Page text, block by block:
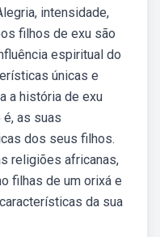
intensidade,
filhos de exu são
espiritual do
únicas e
a história de exu
é, as suas
dos seus filhos.
religiões africanas,
filhas de um orixá e
da sua